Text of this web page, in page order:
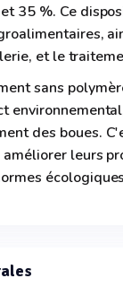
35 %. Ce
et le
sans
des boues.
leurs